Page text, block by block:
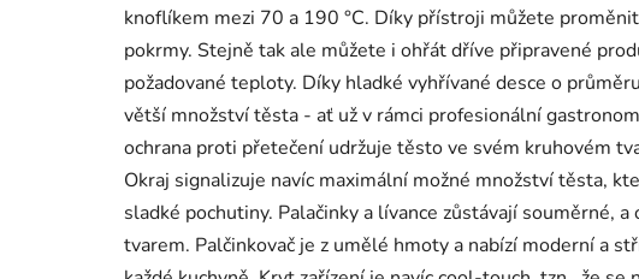
knoflíkem mezi 70 a 190 °C. Díky přístroji můžete
pokrmy. Stejně tak ale můžete i ohřát dříve připravené
požadované teploty. Díky hladké vyhřívané desce o
větší množství těsta - ať už v rámci profesionální
ochrana proti přetečení udržuje těsto ve svém kruhovém
Okraj signalizuje navíc maximální možné množství těsta,
sladké pochutiny. Palačinky a lívance zůstávají souměrné,
tvarem. Palčinkovač je z umělé hmoty a nabízí moderní a